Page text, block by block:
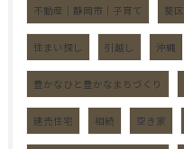
不動産｜静岡市｜子育て 葵区
住まい探し 引越し 沖縄
豊かなひと豊かなまちづくり
建売住宅 相続 空き家